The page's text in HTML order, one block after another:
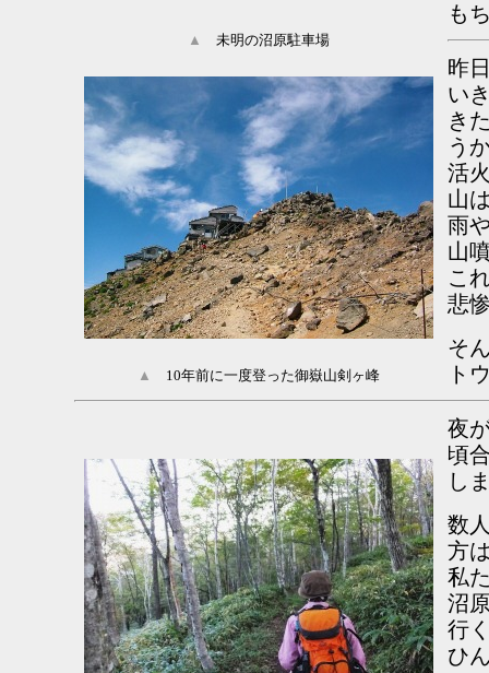
も
▲ 未明の沼原駐車場
昨
い
き
う
活
山
雨
山
こ
悲
そ
ト
▲ 10年前に一度登った御嶽山剣ヶ峰
夜
頃
し
数
方
私
沼
行
ひ